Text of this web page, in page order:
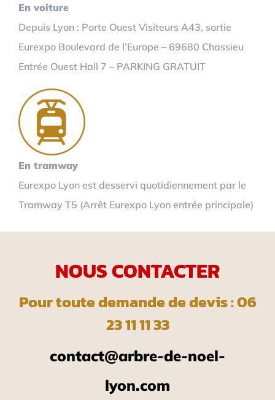
En voiture
Depuis Lyon : Porte Ouest Visiteurs A43, sortie
Eurexpo Boulevard de l’Europe – 69680 Chassieu
Entrée Ouest Hall 7 – PARKING GRATUIT
En tramway
Eurexpo Lyon est desservi quotidiennement par le
Tramway T5 (Arrêt Eurexpo Lyon entrée principale)
NOUS CONTACTER
Pour toute demande de devis : 06
23 11 11 33
contact@arbre-de-noel-
lyon.com